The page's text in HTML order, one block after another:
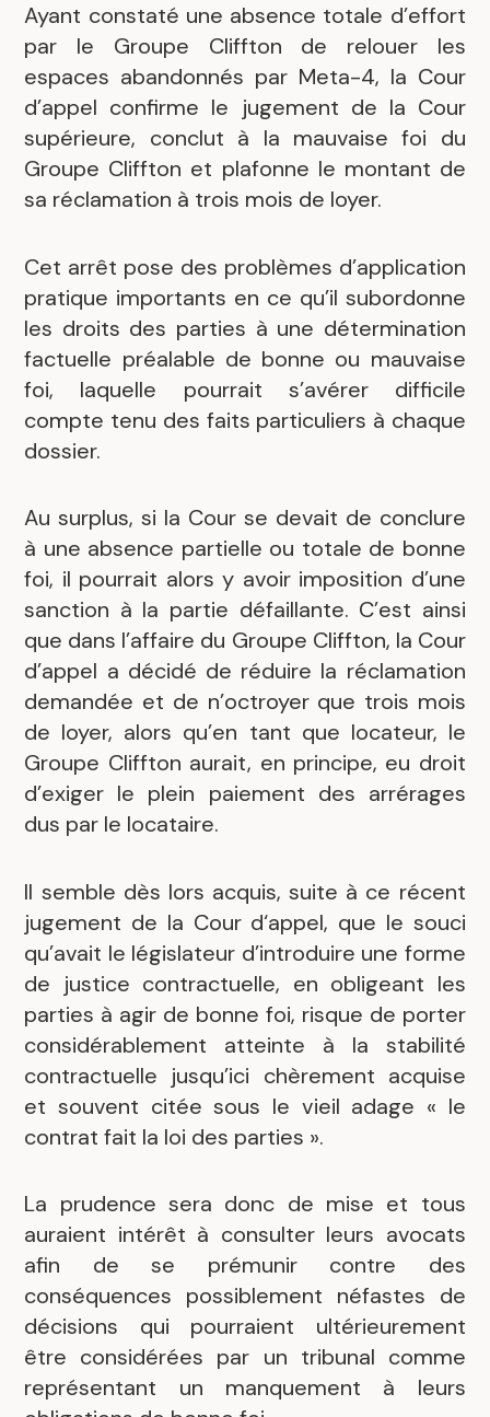
Ayant constaté une absence totale d’effort
par le Groupe Cliffton de relouer les
espaces abandonnés par Meta-4, la Cour
d’appel confirme le jugement de la Cour
supérieure, conclut à la mauvaise foi du
Groupe Cliffton et plafonne le montant de
sa réclamation à trois mois de loyer.
Cet arrêt pose des problèmes d’application
pratique importants en ce qu’il subordonne
les droits des parties à une détermination
factuelle préalable de bonne ou mauvaise
foi, laquelle pourrait s’avérer difficile
compte tenu des faits particuliers à chaque
dossier.
Au surplus, si la Cour se devait de conclure
à une absence partielle ou totale de bonne
foi, il pourrait alors y avoir imposition d’une
sanction à la partie défaillante. C’est ainsi
que dans l’affaire du Groupe Cliffton, la Cour
d’appel a décidé de réduire la réclamation
demandée et de n’octroyer que trois mois
de loyer, alors qu’en tant que locateur, le
Groupe Cliffton aurait, en principe, eu droit
d’exiger le plein paiement des arrérages
dus par le locataire.
Il semble dès lors acquis, suite à ce récent
jugement de la Cour d‘appel, que le souci
qu’avait le législateur d’introduire une forme
de justice contractuelle, en obligeant les
parties à agir de bonne foi, risque de porter
considérablement atteinte à la stabilité
contractuelle jusqu’ici chèrement acquise
et souvent citée sous le vieil adage « le
contrat fait la loi des parties ».
La prudence sera donc de mise et tous
auraient intérêt à consulter leurs avocats
afin de se prémunir contre des
conséquences possiblement néfastes de
décisions qui pourraient ultérieurement
être considérées par un tribunal comme
représentant un manquement à leurs